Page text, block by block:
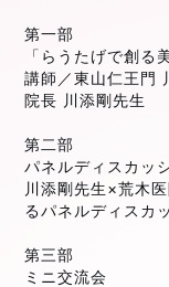
第一部
「らうたげで創
講師／東山仁王門
院長 川添剛先生
第二部
パネルディスカッ
川添剛先生×荒木
るパネルディスカ
第三部
ミニ交流会